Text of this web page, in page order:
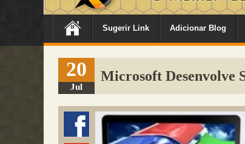
Sugerir Link Adicionar Blog
20
Jul
Microsoft Desenvolve